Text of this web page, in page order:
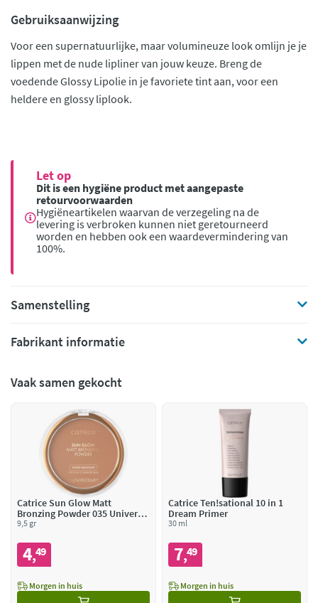
Gebruiksaanwijzing
Voor een supernatuurlijke, maar volumineuze look omlijn je je
lippen met de nude lipliner van jouw keuze. Breng de
voedende Glossy Lipolie in je favoriete tint aan, voor een
heldere en glossy liplook.
Let op
Dit is een hygiëne product met aangepaste
retourvoorwaarden
Hygiëneartikelen waarvan de verzegeling na de
levering is verbroken kunnen niet geretourneerd
worden en hebben ook een waardevermindering van
100%.
Samenstelling
Fabrikant informatie
Vaak samen gekocht
Catrice Sun Glow Matt
Bronzing Powder 035 Universal
Bronze
9,5 gr
4,49
Morgen in huis
Catrice Ten!sational 10 in 1
Dream Primer
30 ml
7,49
Morgen in huis